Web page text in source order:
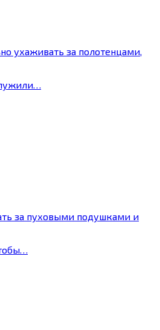
ухаживать за полотенцами,
за пуховыми подушками и